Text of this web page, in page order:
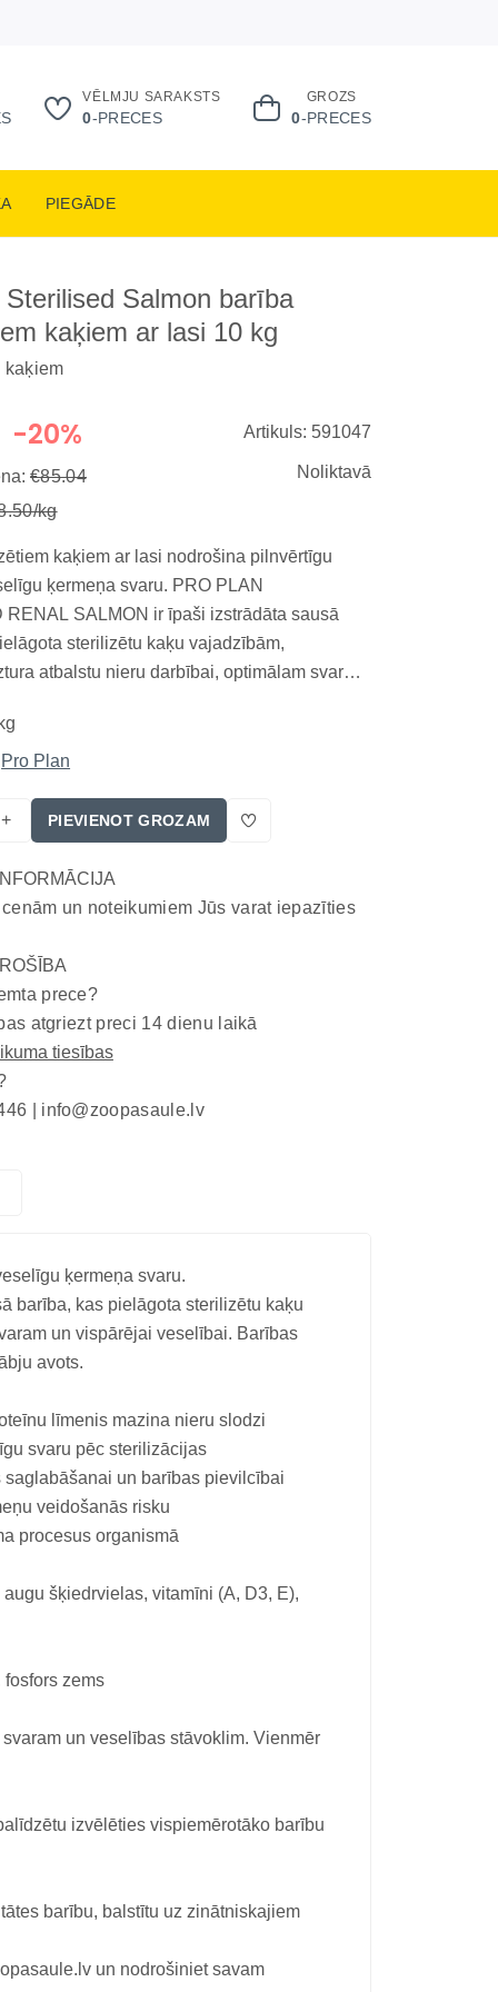
VĒLMJU SARAKSTS
0-PRECES
GROZS
0-PRECES
PIEGĀDE
Salmon barība
kaķiem ar lasi 10 kg
kaķiem
-20%
€85.04
kg
Artikuls: 591047
Noliktavā
kaķiem ar lasi nodrošina pilnvērtīgu
ķermeņa svaru. PRO PLAN
RENAL SALMON ir īpaši izstrādāta sausā
sterilizētu kaķu vajadzībām,
atbalstu nieru darbībai, optimālam svaram
un omega taukskābju avots. Galvenās
Pro Plan
+ PIEVIENOT GROZAM
un noteikumiem Jūs varat iepazīties
prece?
atgriezt preci 14 dienu laikā
tiesības
| info@zoopasaule.lv
ķermeņa svaru.
barība, kas pielāgota sterilizētu kaķu
un vispārējai veselībai. Barības
avots.
līmenis mazina nieru slodzi
svaru pēc sterilizācijas
un barības pievilcībai
veidošanās risku
procesus organismā
šķiedrvielas, vitamīni (A, D3, E),
zems
un veselības stāvoklim. Vienmēr
izvēlēties vispiemērotāko barību
barību, balstītu uz zinātniskajiem
un nodrošiniet savam